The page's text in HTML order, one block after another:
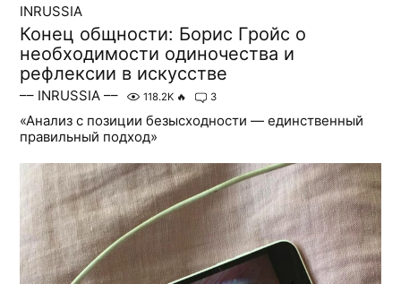
INRUSSIA
Конец общности: Борис Гройс о
необходимости одиночества и
рефлексии в искусстве
–– INRUSSIA –– 118.2K 🔥 3
«Анализ с позиции безысходности — единственный
правильный подход»